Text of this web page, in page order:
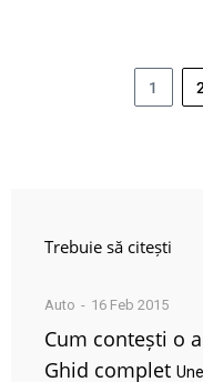
1
Trebuie să citești
Auto 16 Feb 2015
Cum contești o
Ghid complet